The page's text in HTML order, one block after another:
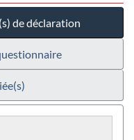
de déclaration